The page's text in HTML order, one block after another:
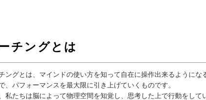
チングとは
ングとは、マインドの使い方を知って自在に操作出来るようにな
、パフォーマンスを最大限に引き上げていくものです。
私たちは脳によって物理空間を知覚し、思考した上で行動をして